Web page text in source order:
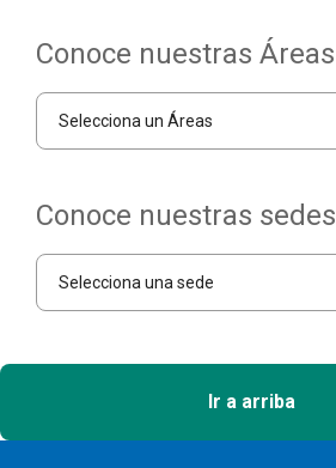
Conoce nuestras Áreas
Conoce nuestras sedes
Ir a arriba